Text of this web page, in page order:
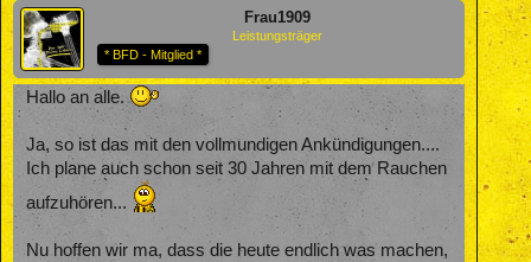
Frau1909
Leistungsträger
* BFD - Mitglied *
Hallo an alle.
Ja, so ist das mit den vollmundigen Ankündigungen....
Ich plane auch schon seit 30 Jahren mit dem Rauchen
aufzuhören...
Nu hoffen wir ma, dass die heute endlich was machen,